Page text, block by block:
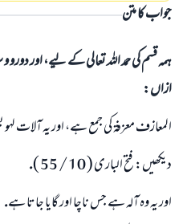
جواب کا متن
ہمہ قسم کی حمد اللہ تعالی کے لیے، اور
ازاں:
المعازف معزفۃ كى جمع ہے، اور يہ آلات
ديكھيں: فتح البارى ( 10 / 55 ).
اور يہ وہ آلہ ہے جس ناچا اور گايا جاتا ہے.